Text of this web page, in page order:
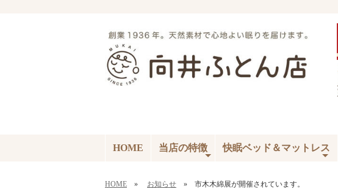
HOME 当店の特徴 快眠ベッド＆マットレス
HOME » お知らせ » 市木木綿展が開催されています。